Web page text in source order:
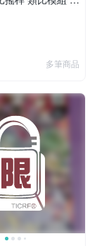
右類比 手把 自
多筆商品